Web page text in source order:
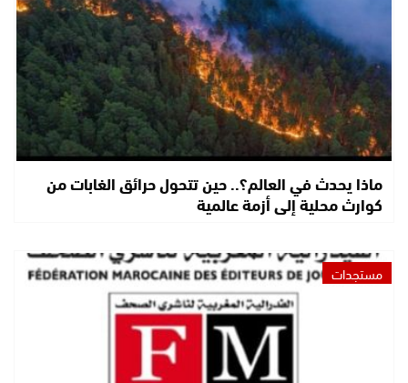
ماذا يحدث في العالم؟.. حين تتحول حرائق الغابات من
كوارث محلية إلى أزمة عالمية
مستجدات